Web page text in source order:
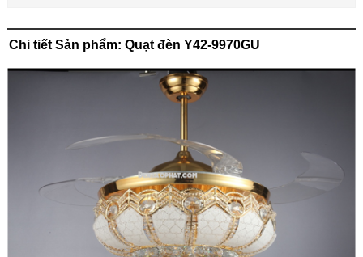
Chi tiết Sản phẩm: Quạt đèn Y42-9970GU